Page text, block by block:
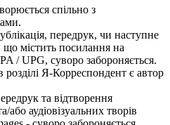
спільно з
передрук, чи наступне
містить посилання на
/ UPG, суворо забороняється.
Я-Корреспондент є автор
та відтворення
або аудіовізуальних творів